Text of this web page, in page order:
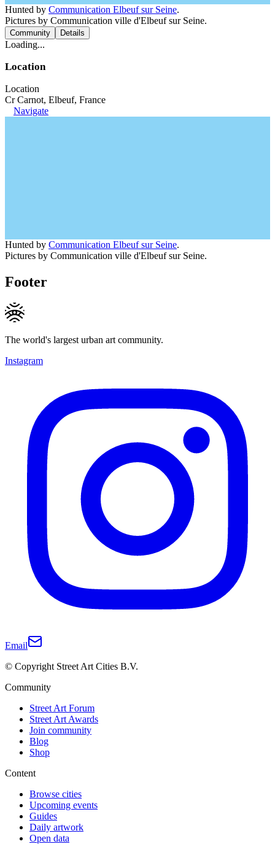
Hunted by Communication Elbeuf sur Seine.
Pictures by Communication ville d'Elbeuf sur Seine.
Community Details
Loading...
Location
Location
Cr Carnot, Elbeuf, France
Navigate
Hunted by Communication Elbeuf sur Seine.
Pictures by Communication ville d'Elbeuf sur Seine.
Footer
The world's largest urban art community.
Instagram
Email
© Copyright Street Art Cities B.V.
Community
Street Art Forum
Street Art Awards
Join community
Blog
Shop
Content
Browse cities
Upcoming events
Guides
Daily artwork
Open data